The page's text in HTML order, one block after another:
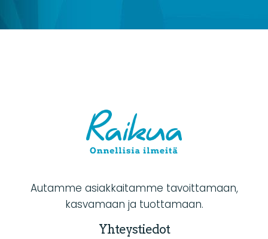
Autamme asiakkaitamme tavoittamaan,
kasvamaan ja tuottamaan.
Yhteystiedot